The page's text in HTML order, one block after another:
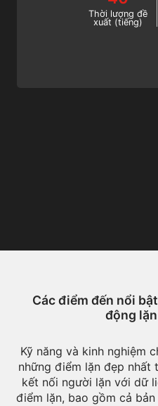
Khí tuần hoàn kín
Thời lượng đề
xuất (tiếng)
Các điểm đến nổi
động
Kỹ năng và kinh nghiệm
những điểm lặn đẹp nhất
kết nối người lặn với dữ
điểm lặn, bao gồm cả